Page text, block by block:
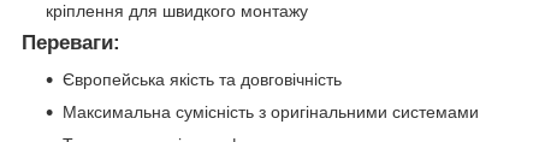
кріплення для швидкого монтажу
Переваги:
Європейська якість та довговічність
Максимальна сумісність з оригінальними системами